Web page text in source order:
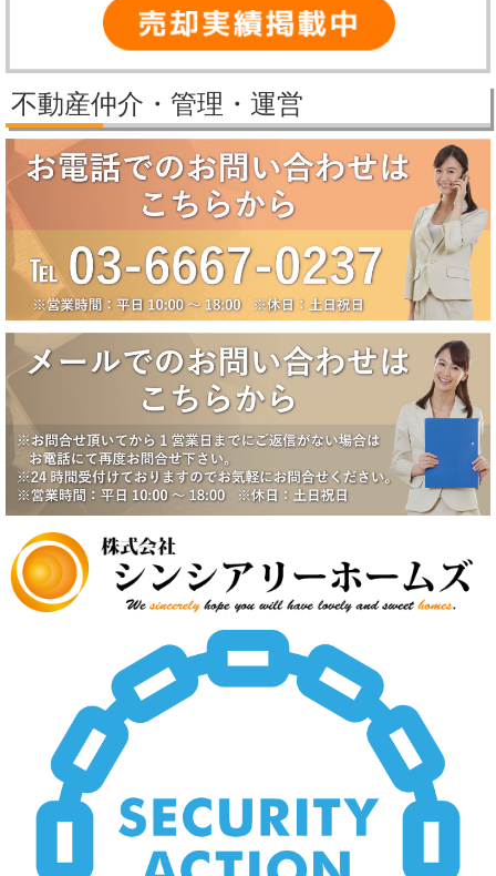
パレステージ日吉さくらが丘価格改定しました。
新規物件公開しました。
2025/9/29
パレステージ日吉さくらが丘価格改定しました。
2025/9/5
賃貸物件公開しました。
2025/8/5
2025年夏季休業のお知らせ（8月10日～8月18日）
誠に勝手ながら、弊社では下記の期間を夏季休業とさせていただきま
す。
【夏季休業期間】
2025年8月10日（日）～2025年8月18日（月）
休業期間中にいただいたお問い合わせ等につきましては、8月19日
（火）より順次対応させていただきます。
2025/6/17
大田区田園調布5丁目戸建成約になりました。
2025/6/17
八潮市南川崎戸建成約になりました。
2025/6/17
一番町シティハウス成約になりました。
2025/6/2
賃貸物件公開しました。
2025/5/19
2025/5/19
田園調布5丁目戸建価格改定
2025/5/19
八潮市南川崎戸建価格改定
いすみ市大原台土地価格改定
新規物件公開しました。
2025/4/2
新規物件公開しました。
2025/3/5
新規物件2件公開しました。
2025/2/21
新規賃貸物件公開致しました。
上尾市壱丁目南中古戸建価格変更致しました。
不動産仲介・管理・運営